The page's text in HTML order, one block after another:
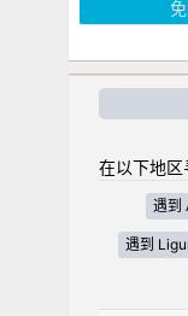
在以下地区
遇到
遇到